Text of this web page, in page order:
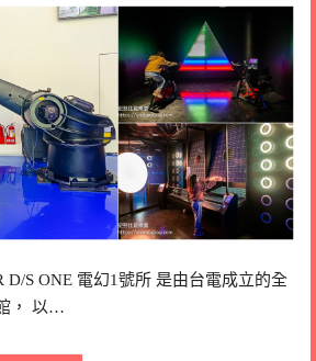
D/S ONE 電幻1號所 是由台電成立的全
， 以…